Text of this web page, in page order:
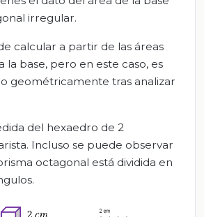
irregular.
calcular a partir de las áreas
la base, pero en este caso, es
geométricamente tras analizar
del hexaedro de 2
Incluso se puede observar
octagonal está dividida en